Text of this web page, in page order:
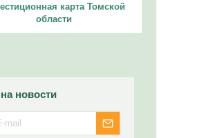
карта Томской
области
новости